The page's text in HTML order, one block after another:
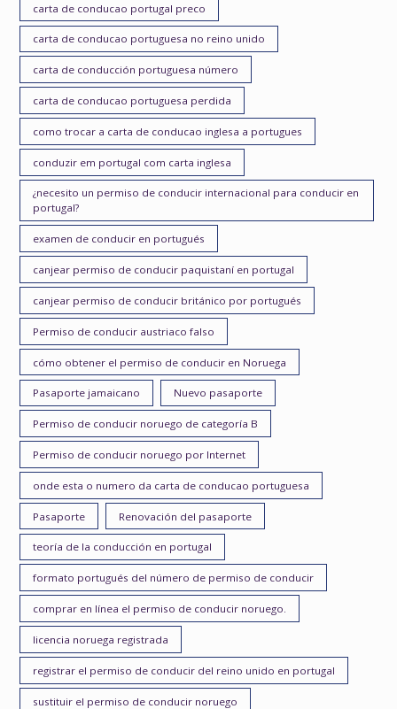
carta de conducao portugal preco
carta de conducao portuguesa no reino unido
carta de conducción portuguesa número
carta de conducao portuguesa perdida
como trocar a carta de conducao inglesa a portugues
conduzir em portugal com carta inglesa
¿necesito un permiso de conducir internacional para conducir en
portugal?
examen de conducir en portugués
canjear permiso de conducir paquistaní en portugal
canjear permiso de conducir británico por portugués
Permiso de conducir austriaco falso
cómo obtener el permiso de conducir en Noruega
Pasaporte jamaicano Nuevo pasaporte
Permiso de conducir noruego de categoría B
Permiso de conducir noruego por Internet
onde esta o numero da carta de conducao portuguesa
Pasaporte Renovación del pasaporte
teoría de la conducción en portugal
formato portugués del número de permiso de conducir
comprar en línea el permiso de conducir noruego.
licencia noruega registrada
registrar el permiso de conducir del reino unido en portugal
sustituir el permiso de conducir noruego